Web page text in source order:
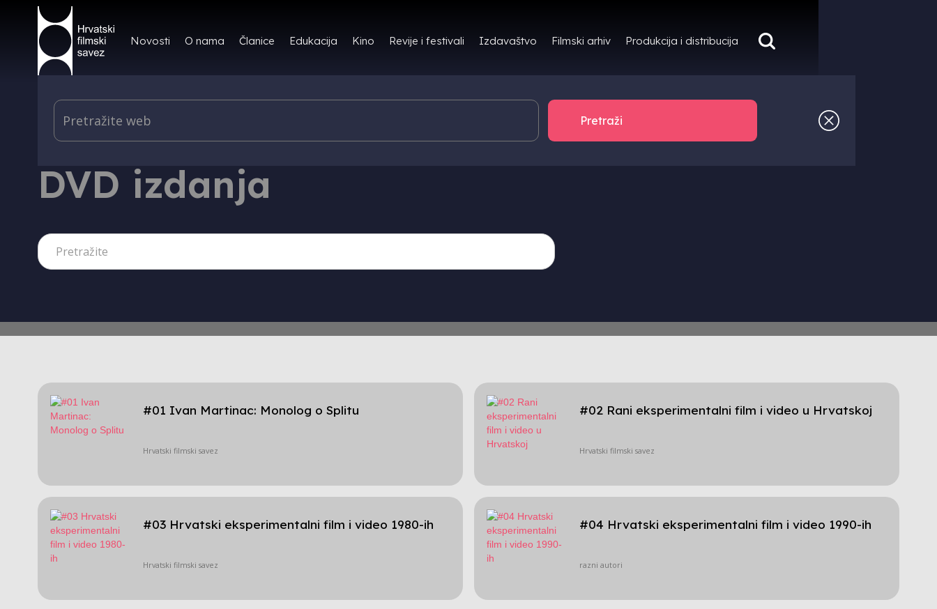
Novosti O nama Članice Edukacija Kino Revije i festivali Izdavaštvo Filmski arhiv Produkcija i distribucija
IZDAVAŠTVO
DVD izdanja
#01 Ivan Martinac: Monolog o Splitu
Hrvatski filmski savez
#02 Rani eksperimentalni film i video u Hrvatskoj
Hrvatski filmski savez
#03 Hrvatski eksperimentalni film i video 1980-ih
Hrvatski filmski savez
#04 Hrvatski eksperimentalni film i video 1990-ih
razni autori